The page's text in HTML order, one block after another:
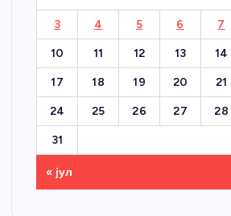
3 4 5 6 7
10 11 12 13 14
17 18 19 20 21
24 25 26 27 28
31
« јул